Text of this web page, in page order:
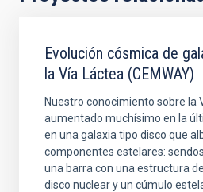
Evolución cósmica de
la Vía Láctea (CEMWAY)
Nuestro conocimiento sobre la
aumentado muchísimo en la
en una galaxia tipo disco que
componentes estelares:
una barra con una estructura
disco nuclear y un cúmulo